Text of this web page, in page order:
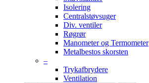
Isolering
Centralstøvsuger
Div. ventiler
Røgrør
Manometer og Termometer
Metalbestos skorsten
–
Trykafbrydere
Ventilation